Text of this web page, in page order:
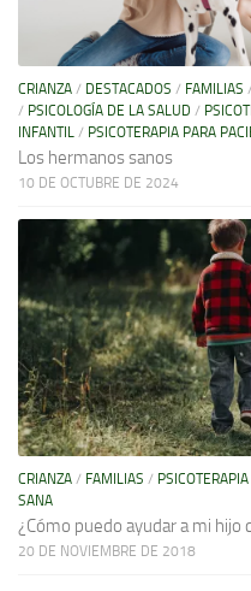
CRIANZA / DESTACADOS / FAMILIAS
/ PSICOLOGÍA DE LA SALUD /
INFANTIL / PSICOTERAPIA PARA
Los hermanos sanos
10 DE OCTUBRE DE 2024
CRIANZA / FAMILIAS /
SANA
¿Cómo puedo ayudar a mi hijo
20 DE NOVIEMBRE DE 2018